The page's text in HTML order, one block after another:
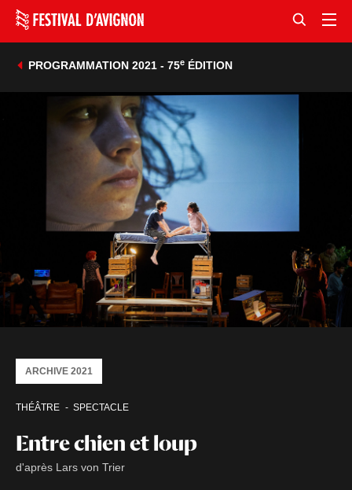
PROGRAMMATION 2021 - 75eÉDITION
Entre chien et loup
d'après Lars von Trier
THÉÂTRE SPECTACLE
ARCHIVE 2021